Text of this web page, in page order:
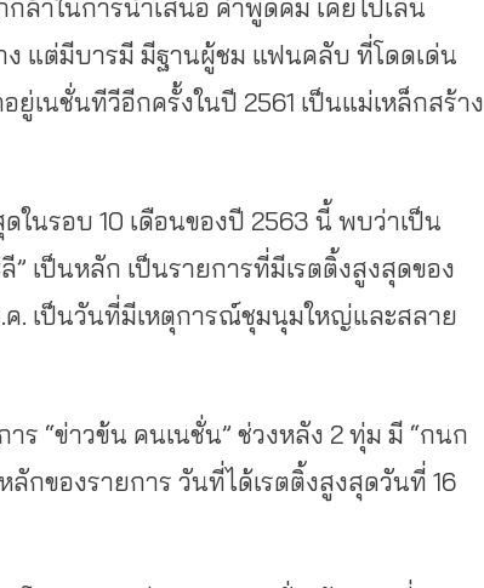
ล้าในการนำเสนอ คำพูดคม เคยไปเล่น
ง แต่มีบารมี มีฐานผู้ชม แฟนคลับ ที่โดดเด่น
เนชั่นทีวีอีกครั้งในปี 2561 เป็นแม่เหล็กสร้าง
นรอบ 10 เดือนของปี 2563 นี้ พบว่าเป็น
” เป็นหลัก เป็นรายการที่มีเรตติ้งสูงสุดของ
ค. เป็นวันที่มีเหตุการณ์ชุมนุมใหญ่และสลาย
“ข่าวข้น คนเนชั่น” ช่วงหลัง 2 ทุ่ม มี “กนก
กของรายการ วันที่ได้เรตติ้งสูงสุดวันที่ 16